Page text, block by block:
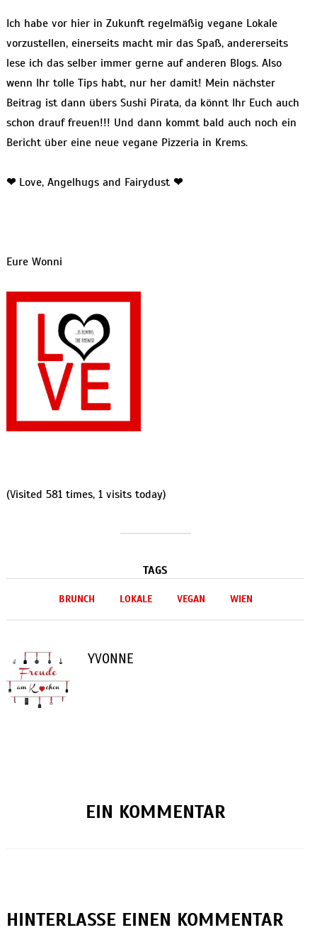
Ich habe vor hier in Zukunft regelmäßig vegane Lokale
vorzustellen, einerseits macht mir das Spaß, andererseits
lese ich das selber immer gerne auf anderen Blogs. Also
wenn Ihr tolle Tips habt, nur her damit! Mein nächster
Beitrag ist dann übers Sushi Pirata, da könnt Ihr Euch auch
schon drauf freuen!!! Und dann kommt bald auch noch ein
Bericht über eine neue vegane Pizzeria in Krems.
❤ Love, Angelhugs and Fairydust ❤
Eure Wonni
(Visited 581 times, 1 visits today)
TAGS
BRUNCH LOKALE VEGAN WIEN
YVONNE
EIN KOMMENTAR
HINTERLASSE EINEN KOMMENTAR